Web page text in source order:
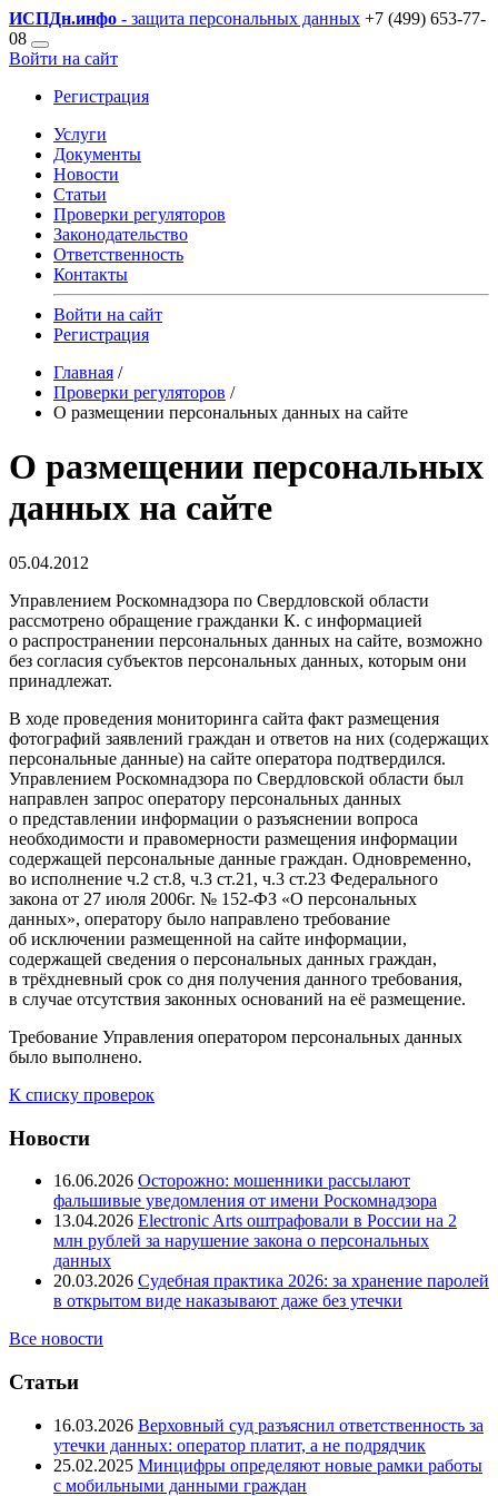
ИСПДн.инфо - защита персональных данных +7 (499) 653-77-
08
Войти на сайт
Регистрация
Услуги
Документы
Новости
Статьи
Проверки регуляторов
Законодательство
Ответственность
Контакты
Войти на сайт
Регистрация
Главная /
Проверки регуляторов /
О размещении персональных данных на сайте
О размещении персональных
данных на сайте
05.04.2012
Управлением Роскомнадзора по Свердловской области
рассмотрено обращение гражданки К. с информацией
о распространении персональных данных на сайте, возможно
без согласия субъектов персональных данных, которым они
принадлежат.
В ходе проведения мониторинга сайта факт размещения
фотографий заявлений граждан и ответов на них (содержащих
персональные данные) на сайте оператора подтвердился.
Управлением Роскомнадзора по Свердловской области был
направлен запрос оператору персональных данных
о представлении информации о разъяснении вопроса
необходимости и правомерности размещения информации
содержащей персональные данные граждан. Одновременно,
во исполнение ч.2 ст.8, ч.3 ст.21, ч.3 ст.23 Федерального
закона от 27 июля 2006г. № 152-ФЗ «О персональных
данных», оператору было направлено требование
об исключении размещенной на сайте информации,
содержащей сведения о персональных данных граждан,
в трёхдневный срок со дня получения данного требования,
в случае отсутствия законных оснований на её размещение.
Требование Управления оператором персональных данных
было выполнено.
К списку проверок
Новости
16.06.2026 Осторожно: мошенники рассылают
фальшивые уведомления от имени Роскомнадзора
13.04.2026 Electronic Arts оштрафовали в России на 2
млн рублей за нарушение закона о персональных
данных
20.03.2026 Судебная практика 2026: за хранение паролей
в открытом виде наказывают даже без утечки
Все новости
Статьи
16.03.2026 Верховный суд разъяснил ответственность за
утечки данных: оператор платит, а не подрядчик
25.02.2025 Минцифры определяют новые рамки работы
с мобильными данными граждан